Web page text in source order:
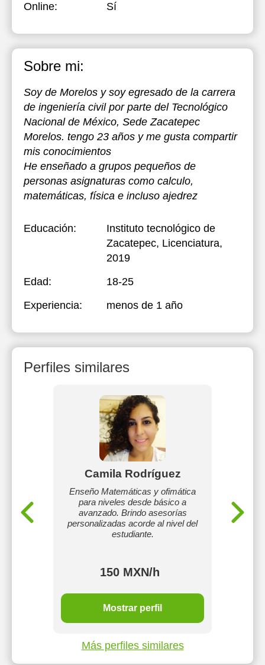
Online: Sí
Sobre mi:
Soy de Morelos y soy egresado de la carrera
de ingeniería civil por parte del Tecnológico
Nacional de México, Sede Zacatepec
Morelos. tengo 23 años y me gusta compartir
mis conocimientos
He enseñado a grupos pequeños de
personas asignaturas como calculo,
matemáticas, física e incluso ajedrez
Educación:
Instituto tecnológico de
Zacatepec, Licenciatura,
2019
Edad:
18-25
Experiencia:
menos de 1 año
Perfiles similares
y soy
Camila Rodríguez
Enseño Matemáticas y ofimática
para niveles desde básico a
avanzado. Brindo asesorías
personalizadas acorde al nivel del
estudiante.
150 MXN/h
Mostrar perfil
para
Más perfiles similares